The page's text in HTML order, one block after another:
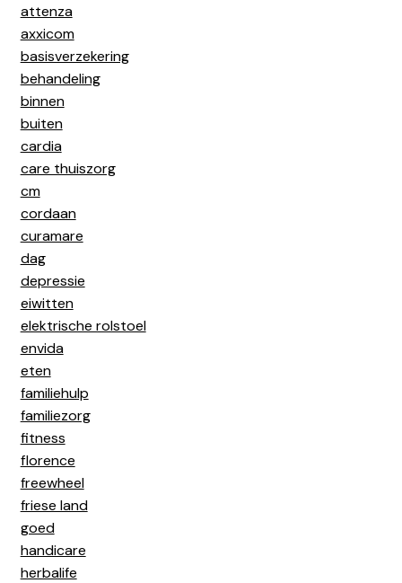
attenza
axxicom
basisverzekering
behandeling
binnen
buiten
cardia
care thuiszorg
cm
cordaan
curamare
dag
depressie
eiwitten
elektrische rolstoel
envida
eten
familiehulp
familiezorg
fitness
florence
freewheel
friese land
goed
handicare
herbalife